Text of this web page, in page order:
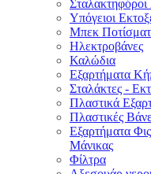
Υπόγειοι
Μπεκ
Ηλεκτροβάνες
Καλώδια
Εξαρτήματα
Σταλάκτες -
Πλαστικά
Πλαστικές
Εξαρτήματα
Μάνικας
Φίλτρα